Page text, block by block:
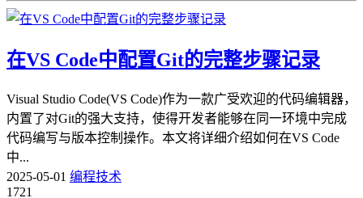
在VS Code中配置Git的完整步骤记录
Visual Studio Code(VS Code)作为一款广受欢迎的代码编辑器，
内置了对Git的强大支持，使得开发者能够在同一环境中完成
代码编写与版本控制操作。本文将详细介绍如何在VS Code
中...
2025-05-01 编程技术
1721